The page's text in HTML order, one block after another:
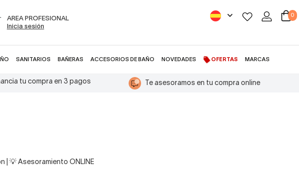
AREA PROFESIONAL
Inicia sesión
0
SANITARIOS BAÑERAS ACCESORIOS DE BAÑO NOVEDADES OFERTAS MARCAS
tu compra en 3 pagos Te asesoramos en tu compra online
| 💡 Asesoramiento ONLINE